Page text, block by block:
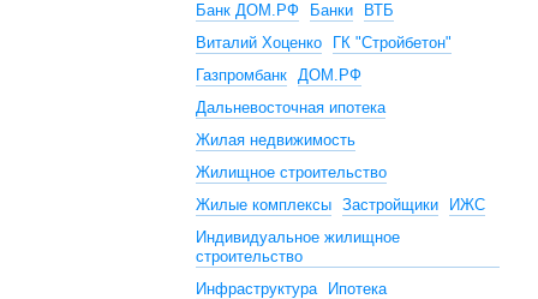
Банк ДОМ.РФ
Банки
ВТБ
Виталий Хоценко
ГК "Стройбетон"
Газпромбанк
ДОМ.РФ
Дальневосточная ипотека
Жилая недвижимость
Жилищное строительство
Жилые комплексы
Застройщики
ИЖС
Индивидуальное жилищное
строительство
Инфраструктура
Ипотека